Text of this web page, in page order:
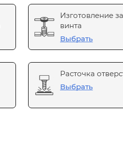
Изготовление
винта
Выбрать
Расточка
Выбрать